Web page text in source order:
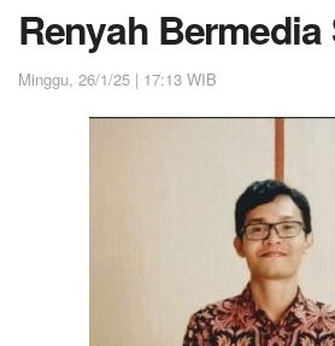
Renyah Bermedia
Minggu, 26/1/25 | 17:13 WIB